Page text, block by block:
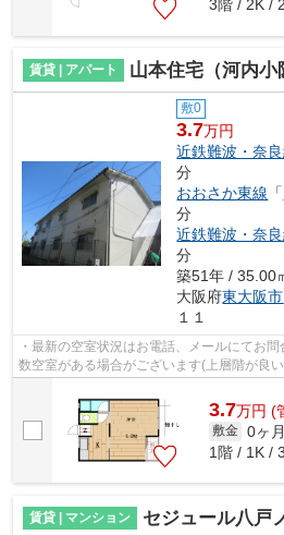
3階 / 2K /
賃貸 | アパート 山本住宅（河内小
敷0
3.7万円
近鉄難波・奈
分
おおさか東線 「
分
近鉄難波・奈
分
築51年 / 35.00
大阪府東大阪市
１１
・最新の空室状況はお電話、メールにてお
数空室がある場合がございます(上層階が良
3.7万円 (
敷金 0ヶ月
1階 / 1K /
賃貸 | マンション セジュール八戸ノ